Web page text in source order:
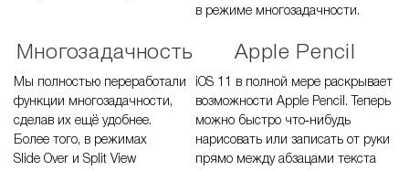
в режиме многозадачности.
Многозадачность
Мы полностью переработали
функции многозадачности,
сделав их ещё удобнее.
Более того, в режимах
Slide Over и Split View
Apple Pencil
iOS 11 в полной мере раскрывает
возможности Apple Pencil. Теперь
можно быстро что‑нибудь
нарисовать или записать от руки
прямо между абзацами текста